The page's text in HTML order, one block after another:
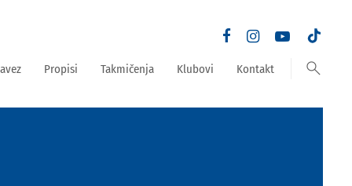
Propisi Takmičenja Klubovi Kontakt search